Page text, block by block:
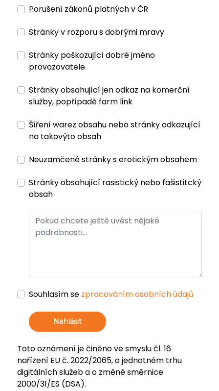
Porušení zákonů platných v ČR
Stránky v rozporu s dobrými mravy
Stránky poškozující dobré jméno
provozovatele
Stránky obsahující jen odkaz na komerční
služby, popřípadě farm link
Šíření warez obsahu nebo stránky odkazující
na takovýto obsah
Neuzamčené stránky s erotickým obsahem
Stránky obsahující rasistický nebo fašistitcký
obsah
Souhlasím se zpracováním osobních údajů
Nahlásit
Toto oznámení je činěno ve smyslu čl. 16
nařízení EU č. 2022/2065, o jednotném trhu
digitálních služeb a o změně směrnice
2000/31/ES (DSA).